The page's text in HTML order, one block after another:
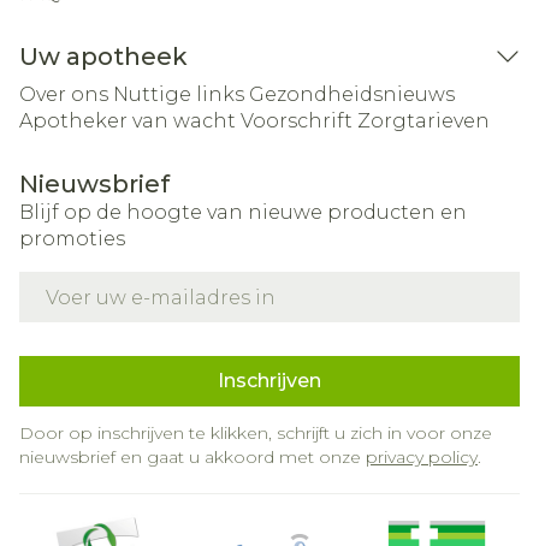
Uw apotheek
Over ons Nuttige links Gezondheidsnieuws
Apotheker van wacht Voorschrift Zorgtarieven
Nieuwsbrief
Blijf op de hoogte van nieuwe producten en
promoties
Inschrijven
Door op inschrijven te klikken, schrijft u zich in voor onze
nieuwsbrief en gaat u akkoord met onze privacy policy.